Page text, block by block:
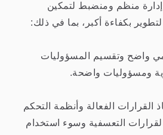
إدارة منظم ومنضبط لتمكين
بكفاءة أكبر، بما في ذلك:
واضح وتقسيم المسؤوليات
ومسؤوليات واضحة.
القرارات الفعالة وأنظمة التحكم
التعسفية وسوء استخدام